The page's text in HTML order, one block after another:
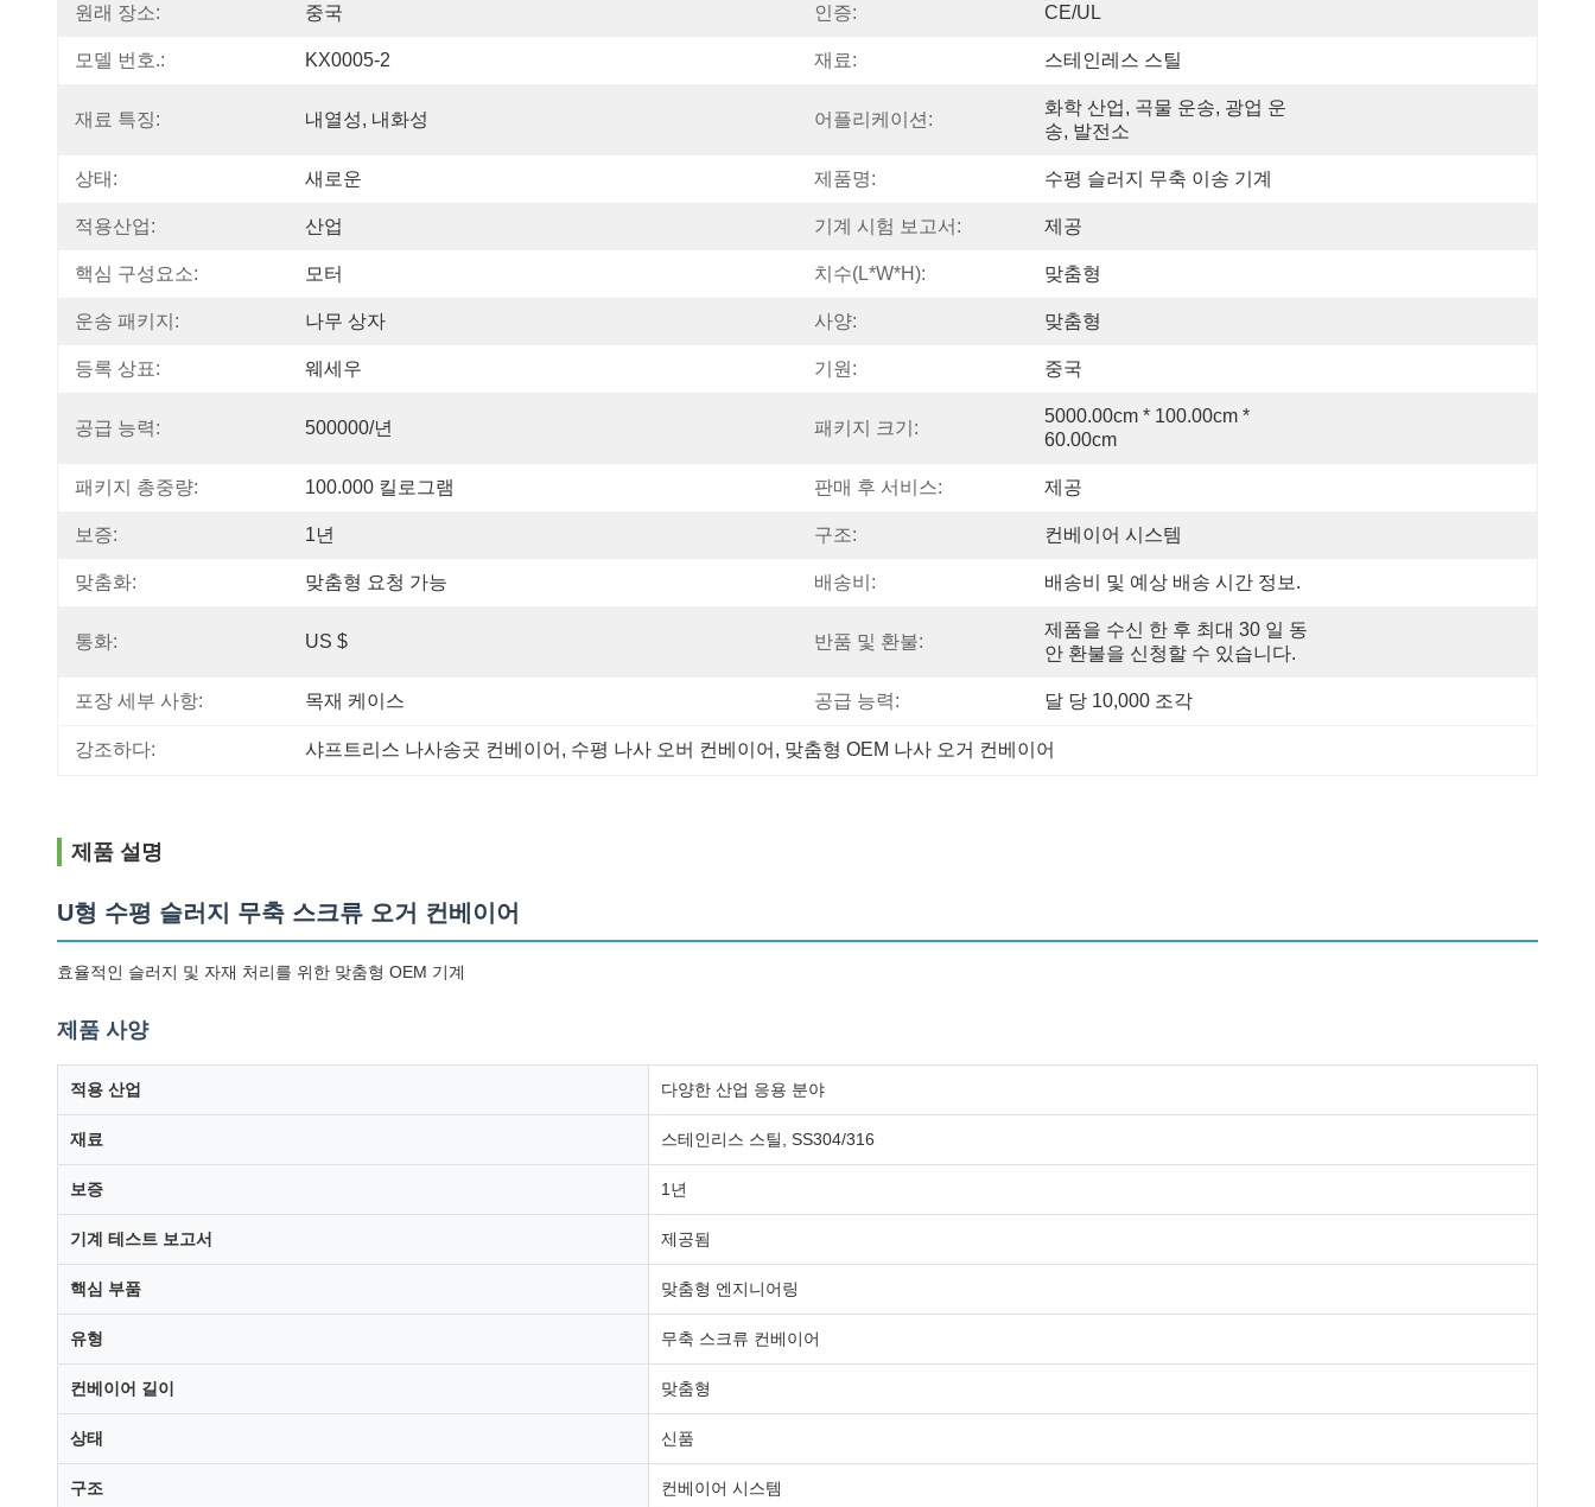
원래 장소: 중국 인증: CE/UL
모델 번호.: KX0005-2 재료: 스테인레스 스틸
재료 특징: 내열성, 내화성 어플리케이션:
화학 산업, 곡물 운송, 광업 운
송, 발전소
상태: 새로운 제품명: 수평 슬러지 무축 이송 기계
적용산업: 산업 기계 시험 보고서: 제공
핵심 구성요소: 모터 치수(l*w*h): 맞춤형
운송 패키지: 나무 상자 사양: 맞춤형
등록 상표: 웨세우 기원: 중국
공급 능력: 500000/년 패키지 크기:
5000.00cm * 100.00cm *
60.00cm
패키지 총중량: 100.000 킬로그램 판매 후 서비스: 제공
보증: 1년 구조: 컨베이어 시스템
맞춤화: 맞춤형 요청 가능 배송비: 배송비 및 예상 배송 시간 정보.
통화: US $ 반품 및 환불:
제품을 수신 한 후 최대 30 일 동
안 환불을 신청할 수 있습니다.
포장 세부 사항: 목재 케이스 공급 능력: 달 당 10,000 조각
강조하다: 샤프트리스 나사송곳 컨베이어 , 수평 나사 오버 컨베이어 , 맞춤형 OEM 나사 오거 컨베이어
제품 설명
U형 수평 슬러지 무축 스크류 오거 컨베이어
효율적인 슬러지 및 자재 처리를 위한 맞춤형 OEM 기계
제품 사양
적용 산업 다양한 산업 응용 분야
재료 스테인리스 스틸, SS304/316
보증 1년
기계 테스트 보고서 제공됨
핵심 부품 맞춤형 엔지니어링
유형 무축 스크류 컨베이어
컨베이어 길이 맞춤형
상태 신품
구조 컨베이어 시스템